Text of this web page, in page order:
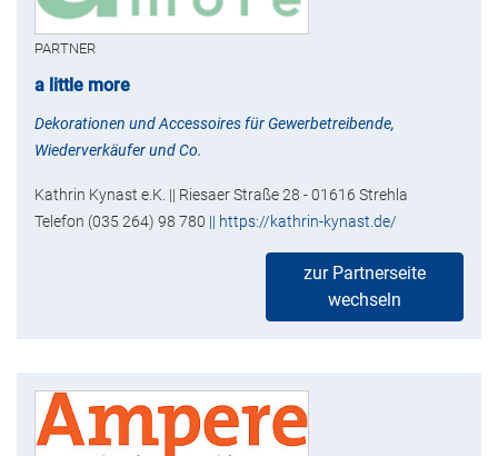
PARTNER
a little more
Dekorationen und Accessoires für Gewerbetreibende,
Wiederverkäufer und Co.
Kathrin Kynast e.K. || Riesaer Straße 28 - 01616 Strehla
Telefon (035 264) 98 780 || https://kathrin-kynast.de/
zur Partnerseite
wechseln